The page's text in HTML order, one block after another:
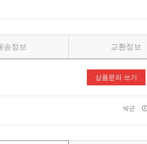
송정보 교환정보
상품문의 쓰기
박군